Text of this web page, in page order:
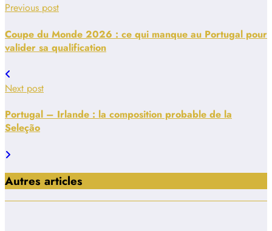
Previous post
Coupe du Monde 2026 : ce qui manque au Portugal pour
valider sa qualification
Next post
Portugal – Irlande : la composition probable de la
Seleção
Autres articles